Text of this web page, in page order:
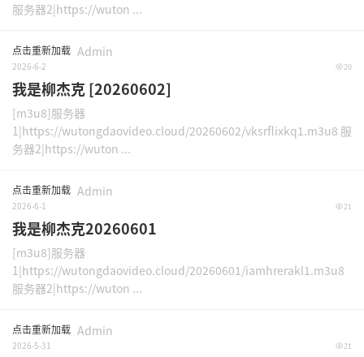
服务器2|https://wuton ...
点击重新加载 Admin
2026-6-2 20
我是柳杰克 [20260602]
[m3u8]服务器
1|https://wutongdaovideo.cloud/20260602/vksrflixkq1.m3u8 服
务器2|https://wuton ...
点击重新加载 Admin
2026-6-1 21
我是柳杰克20260601
[m3u8]服务器
1|https://wutongdaovideo.cloud/20260601/iamhrerakl1.m3u8
服务器2|https://wuton ...
点击重新加载 Admin
2026-5-31 21